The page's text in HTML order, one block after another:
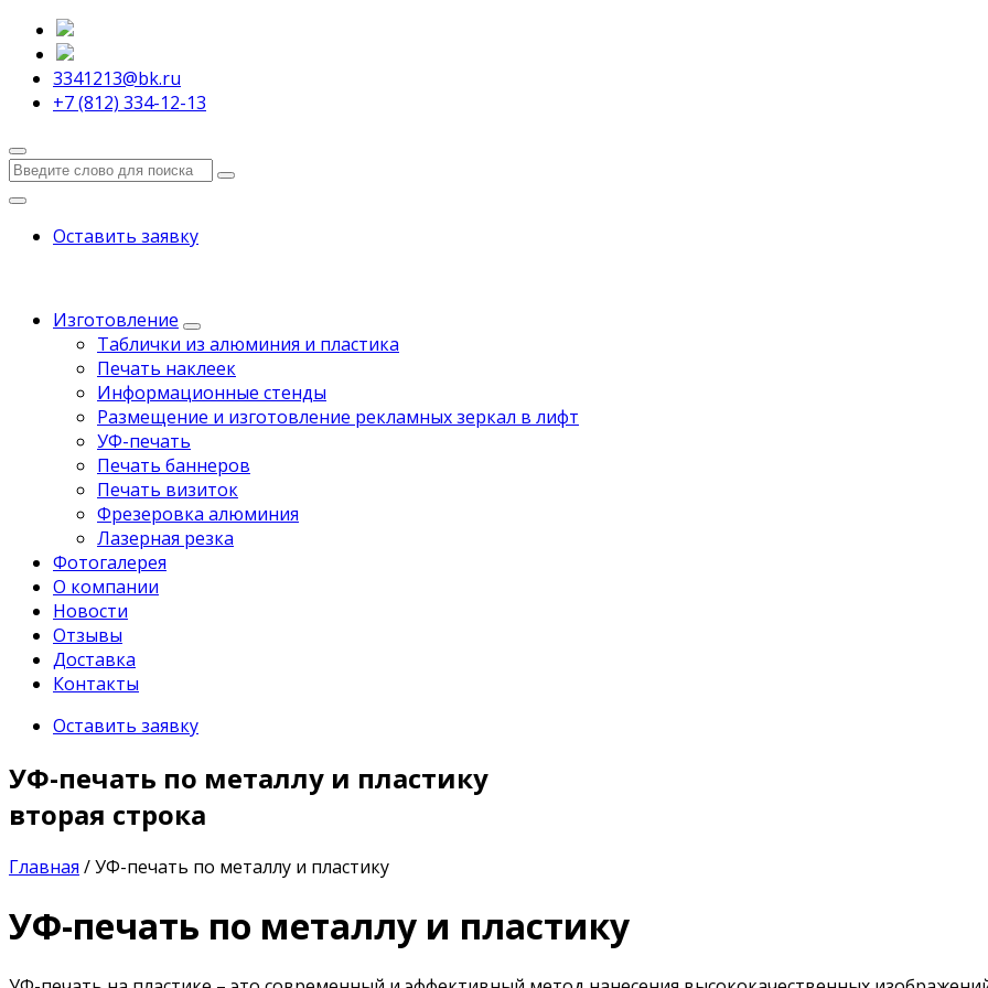
3341213@bk.ru
+7 (812) 334-12-13
Оставить заявку
Изготовление
Таблички из алюминия и пластика
Печать наклеек
Информационные стенды
Размещение и изготовление рекламных зеркал в лифт
УФ-печать
Печать баннеров
Печать визиток
Фрезеровка алюминия
Лазерная резка
Фотогалерея
О компании
Новости
Отзывы
Доставка
Контакты
Оставить заявку
УФ-печать по металлу и пластику
вторая строка
Главная /УФ-печать по металлу и пластику
УФ-печать по металлу и пластику